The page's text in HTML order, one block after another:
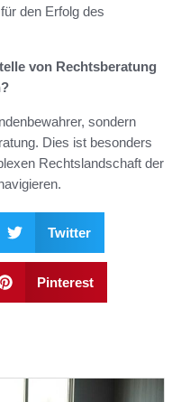
den Erfolg des
von Rechtsberatung
sondern
Dies ist besonders
Rechtslandschaft der
Twitter
Pinterest